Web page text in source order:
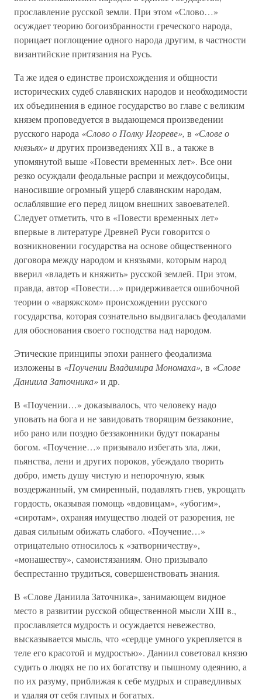
прославление русской земли. При этом «Слово…»
осуждает теорию богоизбранности греческого народа,
порицает поглощение одного народа другим, в частности
византийские притязания на Русь.
Та же идея о единстве происхождения и общности
исторических судеб славянских народов и необходимости
их объединения в единое государство во главе с великим
князем проповедуется в выдающемся произведении
русского народа «Слово о Полку Игореве», в «Слове о
князьях» и других произведениях XII в., а также в
упомянутой выше «Повести временных лет». Все они
резко осуждали феодальные распри и междоусобицы,
наносившие огромный ущерб славянским народам,
ослаблявшие его перед лицом внешних завоевателей.
Следует отметить, что в «Повести временных лет»
впервые в литературе Древней Руси говорится о
возникновении государства на основе общественного
договора между народом и князьями, которым народ
вверил «владеть и княжить» русской землей. При этом,
правда, автор «Повести…» придерживается ошибочной
теории о «варяжском» происхождении русского
государства, которая сознательно выдвигалась феодалами
для обоснования своего господства над народом.
Этические принципы эпохи раннего феодализма
изложены в «Поучении Владимира Мономаха», в «Слове
Даниила Заточника»и др.
В «Поучении…» доказывалось, что человеку надо
уповать на бога и не завидовать творящим беззаконие,
ибо рано или поздно беззаконники будут покараны
богом. «Поучение…» призывало избегать зла, лжи,
пьянства, лени и других пороков, убеждало творить
добро, иметь душу чистую и непорочную, язык
воздержанный, ум смиренный, подавлять гнев, укрощать
гордость, оказывая помощь «вдовицам», «убогим»,
«сиротам», охраняя имущество людей от разорения, не
давая сильным обижать слабого. «Поучение…»
отрицательно относилось к «затворничеству»,
«монашеству», самоистязаниям. Оно призывало
беспрестанно трудиться, совершенствовать знания.
В «Слове Даниила Заточника», занимающем видное
место в развитии русской общественной мысли XIII в.,
прославляется мудрость и осуждается невежество,
высказывается мысль, что «сердце умного укрепляется в
теле его красотой и мудростью». Даниил советовал князю
судить о людях не по их богатству и пышному одеянию, а
по их разуму, приближая к себе мудрых и справедливых
и удаляя от себя глупых и богатых.